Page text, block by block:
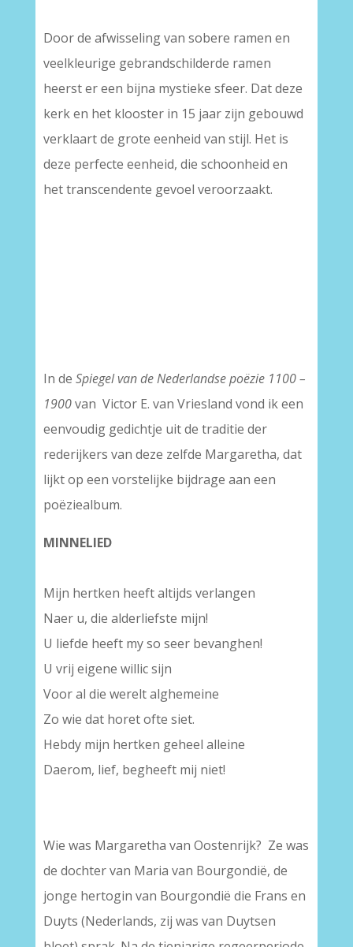
Door de afwisseling van sobere ramen en
veelkleurige gebrandschilderde ramen
heerst er een bijna mystieke sfeer. Dat deze
kerk en het klooster in 15 jaar zijn gebouwd
verklaart de grote eenheid van stijl. Het is
deze perfecte eenheid, die schoonheid en
het transcendente gevoel veroorzaakt.
In de Spiegel van de Nederlandse poëzie 1100 –
1900van Victor E. van Vriesland vond ik een
eenvoudig gedichtje uit de traditie der
rederijkers van deze zelfde Margaretha, dat
lijkt op een vorstelijke bijdrage aan een
poëziealbum.
MINNELIED
Mijn hertken heeft altijds verlangen
Naer u, die alderliefste mijn!
U liefde heeft my so seer bevanghen!
U vrij eigene willic sijn
Voor al die werelt alghemeine
Zo wie dat horet ofte siet.
Hebdy mijn hertken geheel alleine
Daerom, lief, begheeft mij niet!
Wie was Margaretha van Oostenrijk? Ze was
de dochter van Maria van Bourgondië, de
jonge hertogin van Bourgondië die Frans en
Duyts (Nederlands, zij was van Duytsen